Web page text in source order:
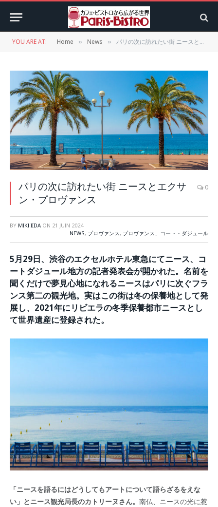
YOU ARE AT: Home » News » パリの次に訪れたい街 ニースとエクサン・プロヴァンス
パリの次に訪れたい街 ニースとエクサ
ン・プロヴァンス
0
BY MIKI IIDA ON 21 JUIN 2024
NEWS, プロヴァンス, プロヴァンス、コート・ダジュール
5月29日、渋谷のエクセルホテル東急にてニース、コ
ートダジュール地方の記者発表会が開かれた。名前を
聞くだけで夢見心地になれるニースはパリに次ぐフラ
ンス第二の観光地。実はこの街は冬の保養地として発
展し、2021年にリビエラの冬季保養都市ニースとし
て世界遺産に登録された。
「ニースを語るにはどうしてもアートについて語らざるをえな
い」とニース観光局長のカトリーヌさん。 南仏、ニースの光に惹